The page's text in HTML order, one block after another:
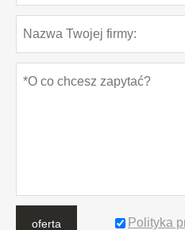
oferta Polityka